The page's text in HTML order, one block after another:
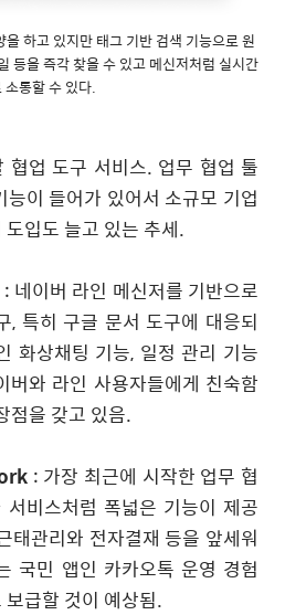
하고 있지만 태그 기반 검색 기능으로 원
등을 즉각 찾을 수 있고 메신저처럼 실시간
소통할 수 있다.
협업 도구 서비스. 업무 협업 툴
이 들어가 있어서 소규모 기업
입도 늘고 있는 추세.
: 네이버 라인 메신저를 기반으로
, 특히 구글 문서 도구에 대응되
화상채팅 기능, 일정 관리 기능
버와 라인 사용자들에게 친숙함
점을 갖고 있음.
: 가장 최근에 시작한 업무 협
비스처럼 폭넓은 기능이 제공
태관리와 전자결재 등을 앞세워
국민 앱인 카카오톡 운영 경험
급할 것이 예상됨.